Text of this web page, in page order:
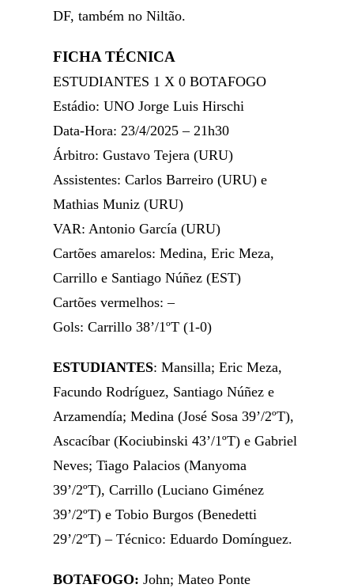
DF, também no Niltão.
FICHA TÉCNICA
ESTUDIANTES 1 X 0 BOTAFOGO
Estádio: UNO Jorge Luis Hirschi
Data-Hora: 23/4/2025 – 21h30
Árbitro: Gustavo Tejera (URU)
Assistentes: Carlos Barreiro (URU) e
Mathias Muniz (URU)
VAR: Antonio García (URU)
Cartões amarelos: Medina, Eric Meza,
Carrillo e Santiago Núñez (EST)
Cartões vermelhos: –
Gols: Carrillo 38’/1ºT (1-0)
ESTUDIANTES: Mansilla; Eric Meza,
Facundo Rodríguez, Santiago Núñez e
Arzamendía; Medina (José Sosa 39’/2ºT),
Ascacíbar (Kociubinski 43’/1ºT) e Gabriel
Neves; Tiago Palacios (Manyoma
39’/2ºT), Carrillo (Luciano Giménez
39’/2ºT) e Tobio Burgos (Benedetti
29’/2ºT) – Técnico: Eduardo Domínguez.
BOTAFOGO: John; Mateo Ponte